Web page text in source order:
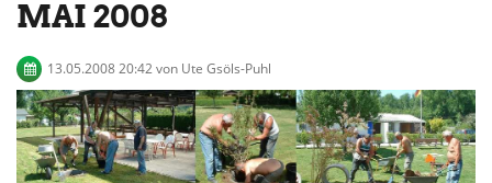
MAI 2008
13.05.2008 20:42von Ute Gsöls-Puhl